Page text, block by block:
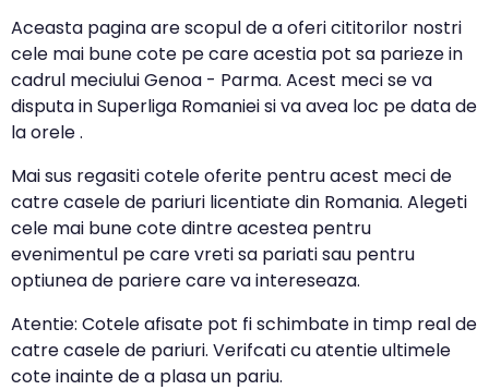
Aceasta pagina are scopul de a oferi cititorilor nostri
cele mai bune cote pe care acestia pot sa parieze in
cadrul meciului Genoa - Parma. Acest meci se va
disputa in Superliga Romaniei si va avea loc pe data de
la orele .
Mai sus regasiti cotele oferite pentru acest meci de
catre casele de pariuri licentiate din Romania. Alegeti
cele mai bune cote dintre acestea pentru
evenimentul pe care vreti sa pariati sau pentru
optiunea de pariere care va intereseaza.
Atentie: Cotele afisate pot fi schimbate in timp real de
catre casele de pariuri. Verifcati cu atentie ultimele
cote inainte de a plasa un pariu.